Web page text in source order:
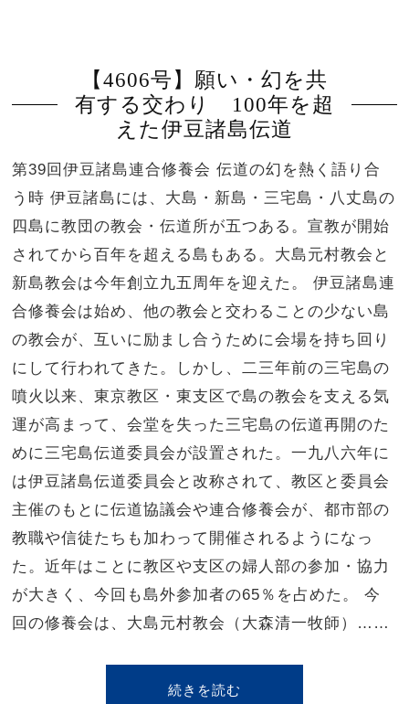
【4606号】願い・幻を共
有する交わり 100年を超
えた伊豆諸島伝道
第39回伊豆諸島連合修養会 伝道の幻を熱く語り合
う時 伊豆諸島には、大島・新島・三宅島・八丈島の
四島に教団の教会・伝道所が五つある。宣教が開始
されてから百年を超える島もある。大島元村教会と
新島教会は今年創立九五周年を迎えた。 伊豆諸島連
合修養会は始め、他の教会と交わることの少ない島
の教会が、互いに励まし合うために会場を持ち回り
にして行われてきた。しかし、二三年前の三宅島の
噴火以来、東京教区・東支区で島の教会を支える気
運が高まって、会堂を失った三宅島の伝道再開のた
めに三宅島伝道委員会が設置された。一九八六年に
は伊豆諸島伝道委員会と改称されて、教区と委員会
主催のもとに伝道協議会や連合修養会が、都市部の
教職や信徒たちも加わって開催されるようになっ
た。近年はことに教区や支区の婦人部の参加・協力
が大きく、今回も島外参加者の65％を占めた。 今
回の修養会は、大島元村教会（大森清一牧師）……
続きを読む